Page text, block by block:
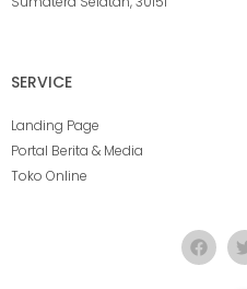
SERVICE
Landing Page
Portal Berita & Media
Toko Online